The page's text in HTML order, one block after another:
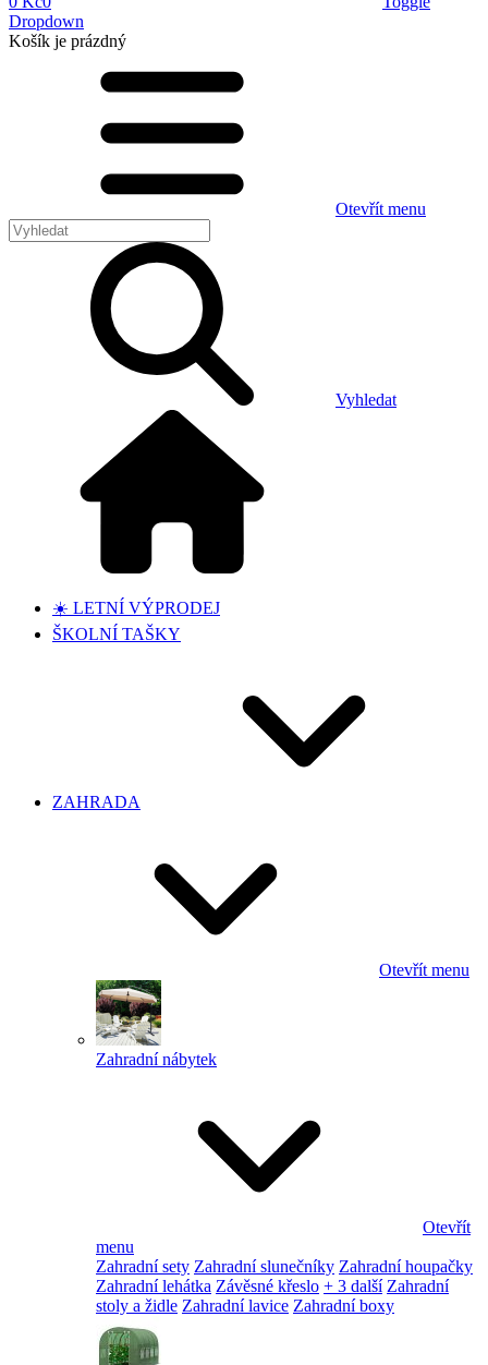
Dropdown
Košík je prázdný
Otevřít menu
Vyhledat
☀️ LETNÍ VÝPRODEJ
ŠKOLNÍ TAŠKY
ZAHRADA
Otevřít menu
Zahradní nábytek
Otevřít
menu
Zahradní sety Zahradní slunečníky Zahradní houpačky
Zahradní lehátka Závěsné křeslo + 3 další Zahradní
stoly a židle Zahradní lavice Zahradní boxy